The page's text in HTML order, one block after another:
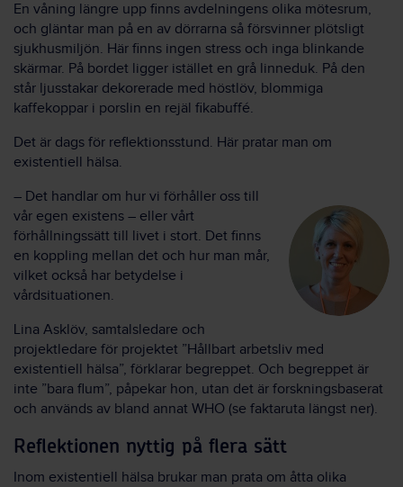
En våning längre upp finns avdelningens olika mötesrum,
och gläntar man på en av dörrarna så försvinner plötsligt
sjukhusmiljön. Här finns ingen stress och inga blinkande
skärmar. På bordet ligger istället en grå linneduk. På den
står ljusstakar dekorerade med höstlöv, blommiga
kaffekoppar i porslin en rejäl fikabuffé.
Det är dags för reflektionsstund. Här pratar man om
existentiell hälsa.
– Det handlar om hur vi förhåller oss till
vår egen existens – eller vårt
förhållningssätt till livet i stort. Det finns
en koppling mellan det och hur man mår,
vilket också har betydelse i
vårdsituationen.
Lina Asklöv, samtalsledare och
projektledare för projektet ”Hållbart arbetsliv med
existentiell hälsa”, förklarar begreppet. Och begreppet är
inte ”bara flum”, påpekar hon, utan det är forskningsbaserat
och används av bland annat WHO (se faktaruta längst ner).
Reflektionen nyttig på flera sätt
Inom existentiell hälsa brukar man prata om åtta olika